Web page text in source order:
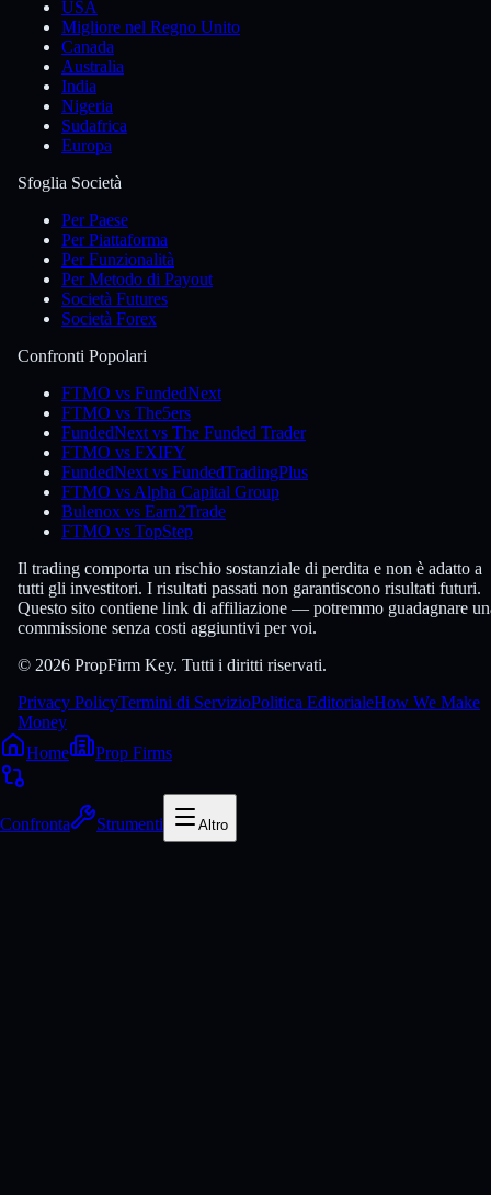
USA
Migliore nel Regno Unito
Canada
Australia
India
Nigeria
Sudafrica
Europa
Sfoglia Società
Per Paese
Per Piattaforma
Per Funzionalità
Per Metodo di Payout
Società Futures
Società Forex
Confronti Popolari
FTMO vs FundedNext
FTMO vs The5ers
FundedNext vs The Funded Trader
FTMO vs FXIFY
FundedNext vs FundedTradingPlus
FTMO vs Alpha Capital Group
Bulenox vs Earn2Trade
FTMO vs TopStep
Il trading comporta un rischio sostanziale di perdita e non è adatto a
tutti gli investitori. I risultati passati non garantiscono risultati futuri.
Questo sito contiene link di affiliazione — potremmo guadagnare
commissione senza costi aggiuntivi per voi.
© 2026 PropFirm Key. Tutti i diritti riservati.
Privacy PolicyTermini di ServizioPolitica EditorialeHow We Make
Money
Home
Prop Firms
Confronta Strumenti Altro